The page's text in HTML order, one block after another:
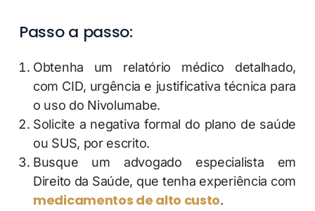
Passo a passo:
Obtenha um relatório médico detalhado,
com CID, urgência e justificativa técnica para
o uso do Nivolumabe.
Solicite a negativa formal do plano de saúde
ou SUS, por escrito.
Busque um advogado especialista em
Direito da Saúde, que tenha experiência com
medicamentos de alto custo.